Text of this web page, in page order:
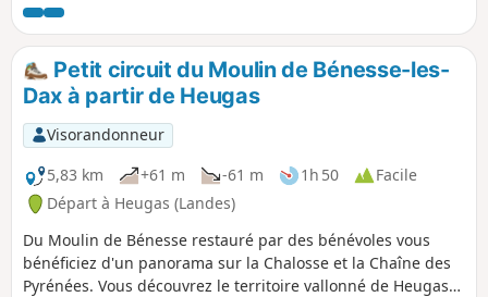
Compostelle, la voie de Tours (via turonensis). Arancou a
construit sa notoriété autour d'un hôpital-prieuré qui
accueillait les pèlerins dès le XIIIe siècle. On trouve aussi
quelques maisons de maîtres, jadis vouées aux œuvres
d'hospitalité, dont on pourra apprécier les détails
d'architecture. Dans le village, l'Église Notre-Dame mérite
également un œil attentif, pour son style mêlant plan
allongé roman et voûtes ou chapiteaux gothiques. Sur les
chemins, les collines environnantes promettent une bonne
oxygénation en forêt, à la rencontre de beaux chênes
centenaires, tandis que la vallée de la Bidouze vous réserve
son calme et la fraîcheur de ses rives.
Petit circuit du Moulin de Bénesse-les-
Dax à partir de Heugas
Visorandonneur
5,83 km
+61 m -61 m 1h 50
Facile
Départ à Heugas (Landes)
Du Moulin de Bénesse restauré par des bénévoles vous
bénéficiez d'un panorama sur la Chalosse et la Chaîne des
Pyrénées. Vous découvrez le territoire vallonné de Heugas